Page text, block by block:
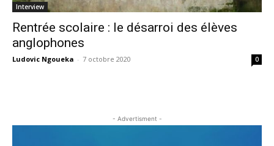
Interview
Rentrée scolaire : le désarroi des élèves
anglophones
Ludovic Ngoueka - 7 octobre 2020 0
- Advertisment -